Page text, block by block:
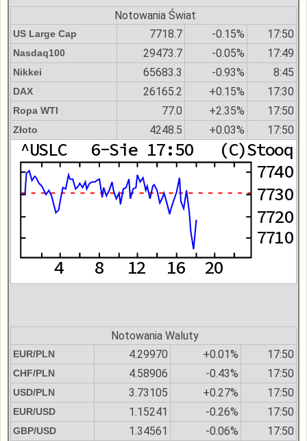
Notowania Świat
US Large Cap 7718.7 -0.15% 17:50
Nasdaq100 29473.7 -0.05% 17:49
Nikkei 65683.3 -0.93% 8:45
DAX 26165.2 +0.15% 17:30
Ropa WTI 77.0 +2.35% 17:50
Złoto 4248.5 +0.03% 17:50
Notowania Waluty
EUR/PLN 4.29970 +0.01% 17:50
CHF/PLN 4.58906 -0.43% 17:50
USD/PLN 3.73105 +0.27% 17:50
EUR/USD 1.15241 -0.26% 17:50
GBP/USD 1.34561 -0.06% 17:50